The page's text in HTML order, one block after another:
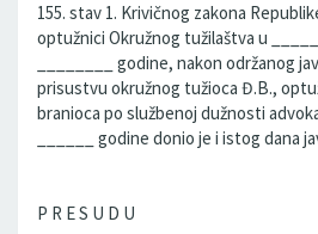
155. stav 1. Krivičnog zakona
optužnici Okružnog tužilaštva u
________ godine, nakon održanog
prisustvu okružnog tužioca Đ.B.,
branioca po službenoj dužnosti
______ godine donio je i istog dana
P R E S U D U